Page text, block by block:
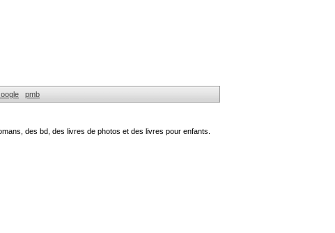
pmb
des bd, des livres de photos et des livres pour enfants.